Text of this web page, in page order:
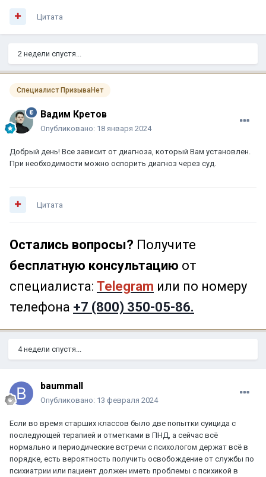
Цитата
2 недели спустя...
Специалист ПризываНет
Вадим Кретов
Опубликовано: 18 января 2024
Добрый день! Все зависит от диагноза, который Вам установлен.
При необходимости можно оспорить диагноз через суд.
Цитата
Остались вопросы? Получите
бесплатную консультацию от
специалиста: Telegram или по номеру
телефона +7 (800) 350-05-86.
4 недели спустя...
baummall
Опубликовано: 13 февраля 2024
Если во время старших классов было две попытки суицида с
последующей терапией и отметками в ПНД, а сейчас всё
нормально и периодические встречи с психологом держат всё в
порядке, есть вероятность получить освобождение от службы по
психиатрии или пациент должен иметь проблемы с психикой в